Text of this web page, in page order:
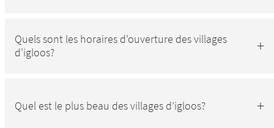
Quels sont les horaires d'ouverture des villages
d'igloos?
Quel est le plus beau des villages d’igloos?